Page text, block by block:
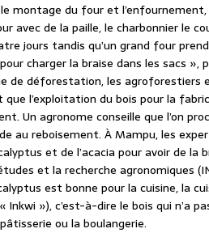
montage du four et
avec de la paille, le charbonnier le
jours tandis qu’un grand four
charger la braise dans les sacs »,
de déforestation, les agroforestiers
l’exploitation du bois pour la
Un agronome conseille que l’on
au reboisement. À Mampu, les
et de l’acacia pour avoir de la
et la recherche agronomiques
est bonne pour la cuisine, la
Inkwi »), c’est-à-dire le bois qui n’a
ou la boulangerie.